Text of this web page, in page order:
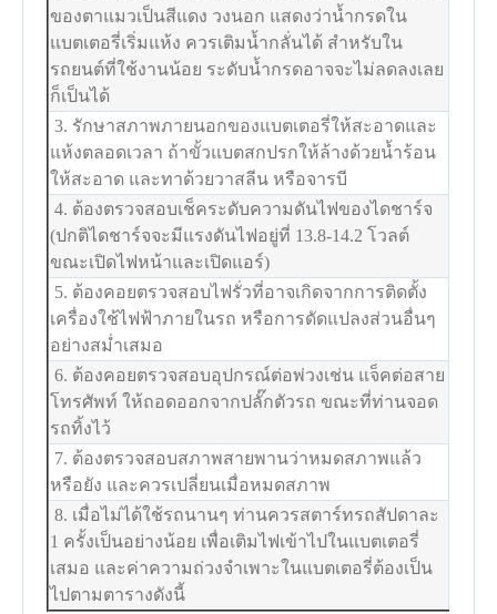
ของตาแมวเป็นสีแดง วงนอก แสดงว่าน้ำกรดใน
แบตเตอรี่เริ่มแห้ง ควรเติมน้ำกลั่นได้ สำหรับใน
รถยนต์ที่ใช้งานน้อย ระดับน้ำกรดอาจจะไม่ลดลงเลย
ก็เป็นได้
3. รักษาสภาพภายนอกของแบตเตอรี่ให้สะอาดและ
แห้งตลอดเวลา ถ้าขั้วแบตสกปรกให้ล้างด้วยน้ำร้อน
ให้สะอาด และทาด้วยวาสลีน หรือจารบี
4. ต้องตรวจสอบเช็คระดับความดันไฟของไดชาร์จ
(ปกติไดชาร์จจะมีแรงดันไฟอยู่ที่ 13.8-14.2 โวลต์
ขณะเปิดไฟหน้าและเปิดแอร์)
5. ต้องคอยตรวจสอบไฟรั่วที่อาจเกิดจากการติดตั้ง
เครื่องใช้ไฟฟ้าภายในรถ หรือการดัดแปลงส่วนอื่นๆ
อย่างสม่ำเสมอ
6. ต้องคอยตรวจสอบอุปกรณ์ต่อพ่วงเช่น แจ็คต่อสาย
โทรศัพท์ ให้ถอดออกจากปลั๊กตัวรถ ขณะที่ท่านจอด
รถทิ้งไว้
7. ต้องตรวจสอบสภาพสายพานว่าหมดสภาพแล้ว
หรือยัง และควรเปลี่ยนเมื่อหมดสภาพ
8. เมื่อไม่ได้ใช้รถนานๆ ท่านควรสตาร์ทรถสัปดาละ
1 ครั้งเป็นอย่างน้อย เพื่อเติมไฟเข้าไปในแบตเตอรี่
เสมอ และค่าความถ่วงจำเพาะในแบตเตอรี่ต้องเป็น
ไปตามตารางดังนี้